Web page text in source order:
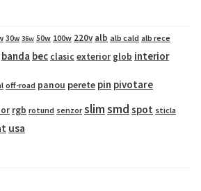
30w 36w 50w 100w 220v alb alb cald alb rece
banda bec clasic exterior glob interior
off-road panou perete pin pivotare
rgb rotund senzor slimsmd spot sticla
usa